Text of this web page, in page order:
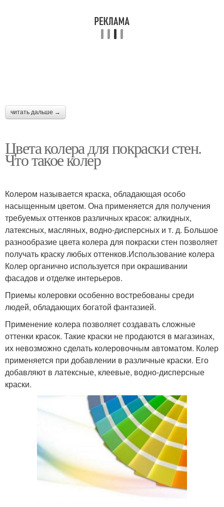
читать дальше →
Цвета колера для покраски стен.
Что такое колер
Колером называется краска, обладающая особо
насыщенным цветом. Она применяется для получения
требуемых оттенков различных красок: алкидных,
латексных, масляных, водно-дисперсных и т. д. Большое
разнообразие цвета колера для покраски стен позволяет
получать краску любых оттенков.Использование колера
Колер органично используется при окрашивании
фасадов и отделке интерьеров.
Приемы колеровки особенно востребованы среди
людей, обладающих богатой фантазией.
Применение колера позволяет создавать сложные
оттенки красок. Такие краски не продаются в магазинах,
их невозможно сделать колеровочным автоматом. Колер
применяется при добавлении в различные краски. Его
добавляют в латексные, клеевые, водно-дисперсные
краски.